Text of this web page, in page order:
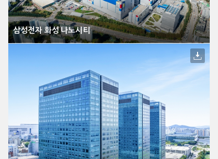
삼성전자 화성 나노시티